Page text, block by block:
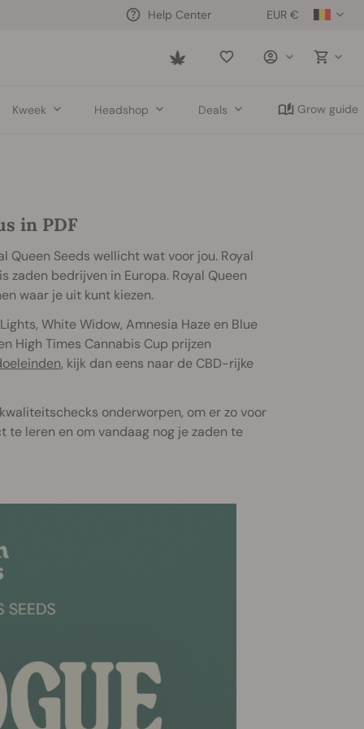
EUR €
Help Center
Saved
Kweek Headshop Deals Grow guide
in PDF
Queen Seeds wellicht wat voor jou. Royal
zaden bedrijven in Europa. Royal Queen
waar je uit kunt kiezen.
White Widow, Amnesia Haze en Blue
High Times Cannabis Cup prijzen
, kijk dan eens naar de CBD-rijke
onderworpen, om er zo voor
leren en om vandaag nog je zaden te